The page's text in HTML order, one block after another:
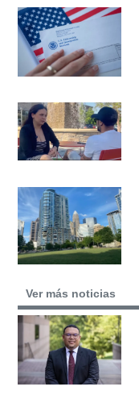
Ver más noticias